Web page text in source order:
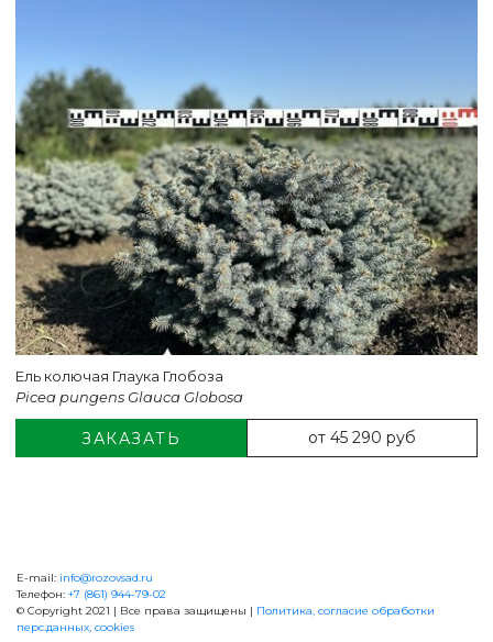
+7 (861) 944-79-02
Ель колючая Глаука Глобоза
Picea pungens Glauca Globosa
ЗАКАЗАТЬ от 45 290 руб
E-mail: info@rozovsad.ru
Телефон: +7 (861) 944-79-02
© Copyright 2021 | Все права защищены | Политика, согласие обработки
перс.данных, cookies